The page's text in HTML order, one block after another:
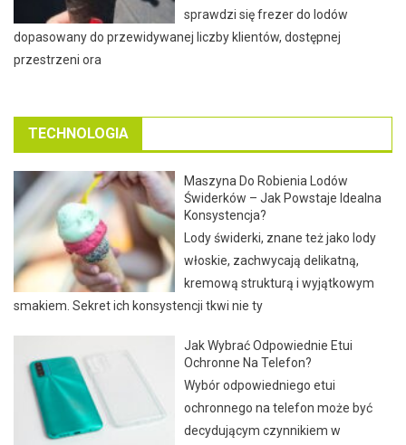
sprawdzi się frezer do lodów
dopasowany do przewidywanej liczby klientów, dostępnej
przestrzeni ora
TECHNOLOGIA
Maszyna Do Robienia Lodów
Świderków – Jak Powstaje Idealna
Konsystencja?
Lody świderki, znane też jako lody
włoskie, zachwycają delikatną,
kremową strukturą i wyjątkowym
smakiem. Sekret ich konsystencji tkwi nie ty
Jak Wybrać Odpowiednie Etui
Ochronne Na Telefon?
Wybór odpowiedniego etui
ochronnego na telefon może być
decydującym czynnikiem w